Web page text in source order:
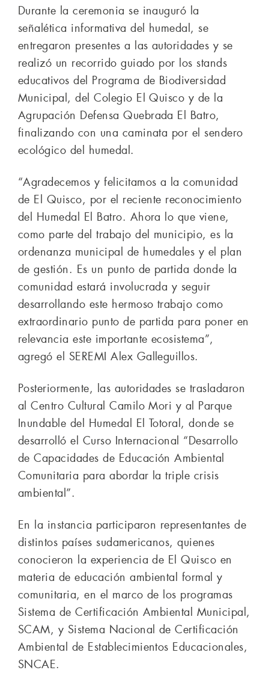
Durante la ceremonia se inauguró la
señalética informativa del humedal, se
entregaron presentes a las autoridades y se
realizó un recorrido guiado por los stands
educativos del Programa de Biodiversidad
Municipal, del Colegio El Quisco y de la
Agrupación Defensa Quebrada El Batro,
finalizando con una caminata por el sendero
ecológico del humedal.
“Agradecemos y felicitamos a la comunidad
de El Quisco, por el reciente reconocimiento
del Humedal El Batro. Ahora lo que viene,
como parte del trabajo del municipio, es la
ordenanza municipal de humedales y el plan
de gestión. Es un punto de partida donde la
comunidad estará involucrada y seguir
desarrollando este hermoso trabajo como
extraordinario punto de partida para poner en
relevancia este importante ecosistema”,
agregó el SEREMI Alex Galleguillos.
Posteriormente, las autoridades se trasladaron
al Centro Cultural Camilo Mori y al Parque
Inundable del Humedal El Totoral, donde se
desarrolló el Curso Internacional “Desarrollo
de Capacidades de Educación Ambiental
Comunitaria para abordar la triple crisis
ambiental”.
En la instancia participaron representantes de
distintos países sudamericanos, quienes
conocieron la experiencia de El Quisco en
materia de educación ambiental formal y
comunitaria, en el marco de los programas
Sistema de Certificación Ambiental Municipal,
SCAM, y Sistema Nacional de Certificación
Ambiental de Establecimientos Educacionales,
SNCAE.